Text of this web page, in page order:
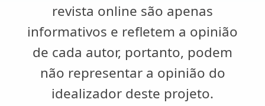
revista online são apenas
informativos e refletem a opinião
de cada autor, portanto, podem
não representar a opinião do
idealizador deste projeto.